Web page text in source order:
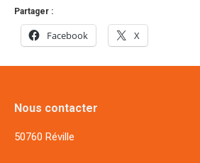
Partager :
Facebook X
Nous contacter
50760 Réville